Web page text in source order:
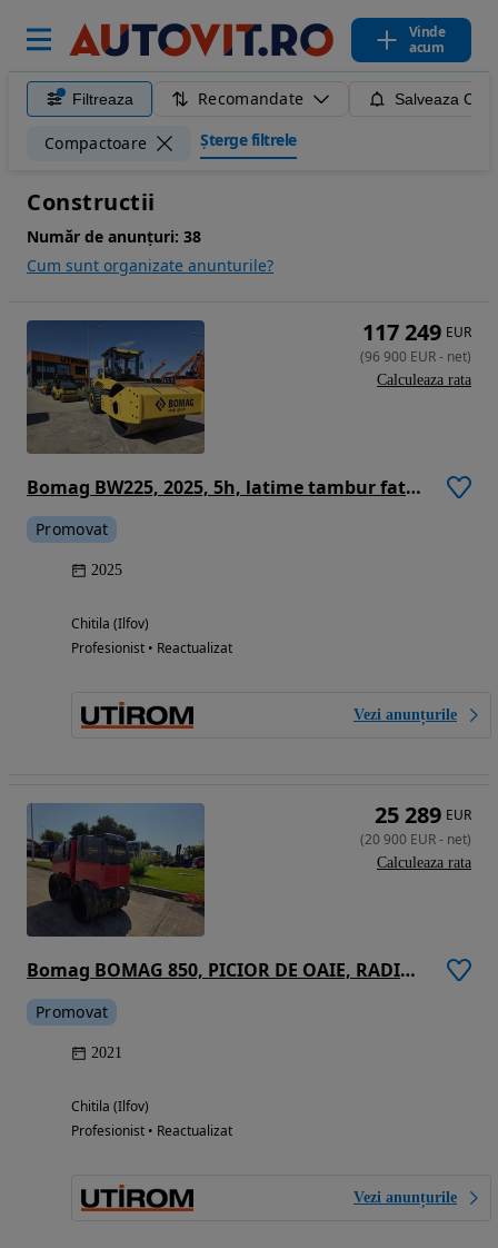
Vinde
acum
Filtreaza Recomandate Salveaza
Compactoare Șterge filtrele
Constructii
Număr de anunțuri: 38
Cum sunt organizate anunturile?
Bomag BW225, 2025, 5h, latime tambur fata 2,1m, 22,5 tone, CE, motor Deutz 150kW, lung totala 6,7m, inaltime 3m, posibilitate leasing 5 ani-PROMOTIE 96.900 EUR+Tva
Promovat
2025
Chitila (Ilfov)
Profesionist • Reactualizat
Vezi anunțurile
117 249 EUR
(96 900 EUR- net)
Calculeaza rata
Bomag BOMAG 850, PICIOR DE OAIE, RADIOCOMANDA, latime tambur 0,8m, Masa operationala 1,5t, lungime 2m, motor Kubota 20CP, posibilitate leasing 4 ani, CA NOU-PROMOTIE 20.900 EUR+tva
Promovat
2021
Chitila (Ilfov)
Profesionist • Reactualizat
Vezi anunțurile
25 289 EUR
(20 900 EUR- net)
Calculeaza rata